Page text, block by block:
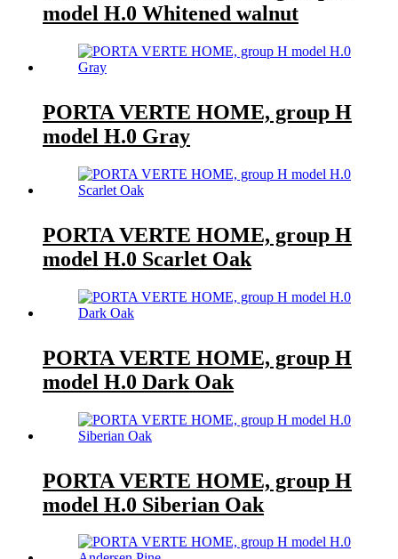
model H.0 Whitened walnut
PORTA VERTE HOME, group H
model H.0 Gray
PORTA VERTE HOME, group H
model H.0 Scarlet Oak
PORTA VERTE HOME, group H
model H.0 Dark Oak
PORTA VERTE HOME, group H
model H.0 Siberian Oak